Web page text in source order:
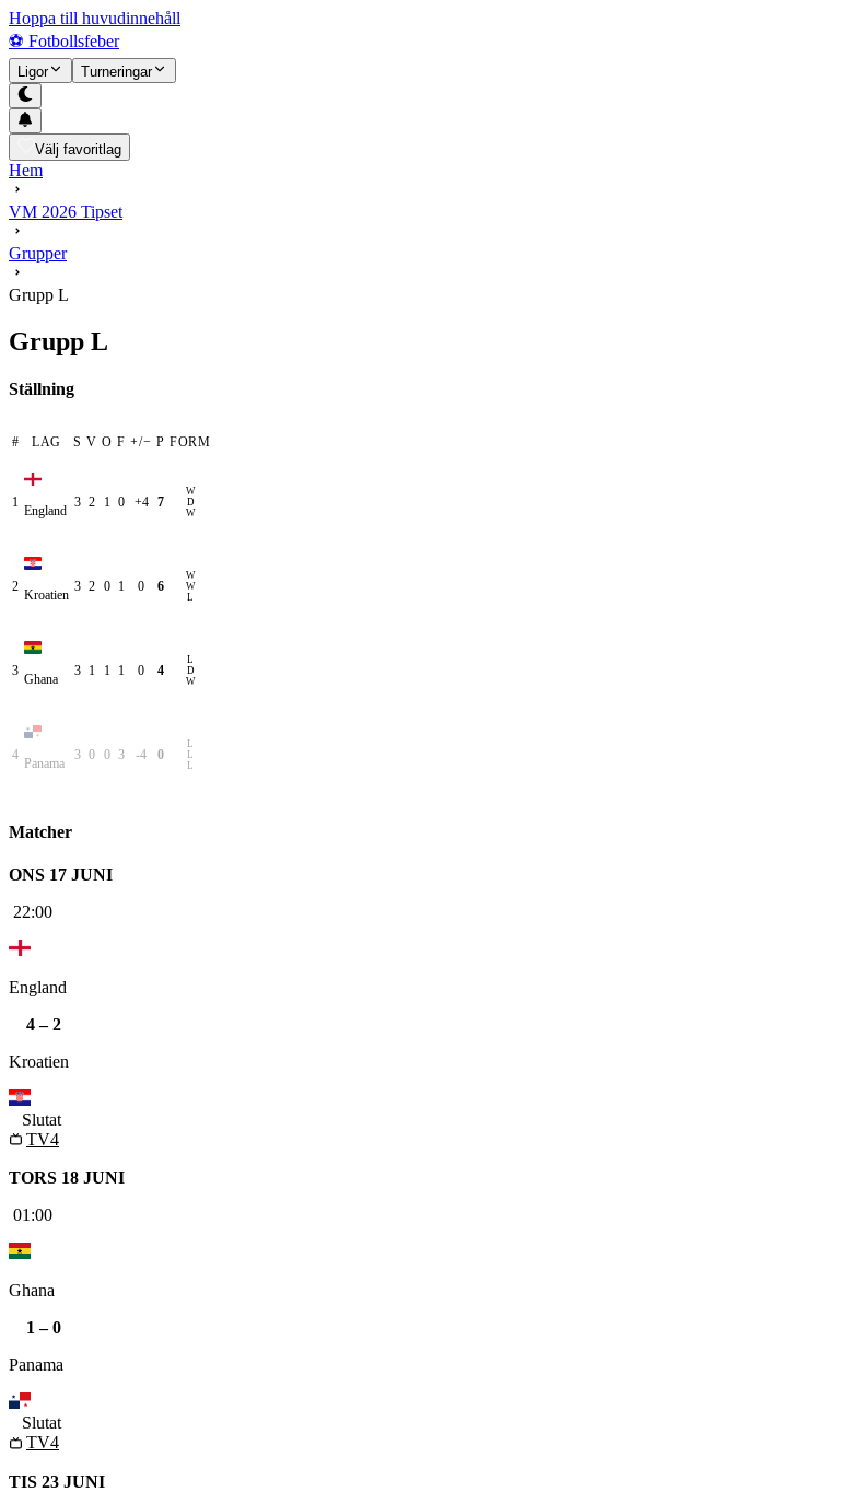
Hoppa till huvudinnehåll
⚽ Fotbollsfeber
Ligor Turneringar
Välj favoritlag
Hem
VM 2026 Tipset
Grupper
Grupp L
Grupp L
Ställning
# LAG S V O F +/− P FORM
1
England
3 2 1 0 +4 7
W
D
W
2
Kroatien
3 2 0 1 0 6
W
W
L
3
Ghana
3 1 1 1 0 4
L
D
W
4
Panama
3 0 0 3 -4 0
L
L
L
Matcher
ONS 17 JUNI
22:00
England
4–2
Kroatien
Slutat
TV4
TORS 18 JUNI
01:00
Ghana
1–0
Panama
Slutat
TV4
TIS 23 JUNI